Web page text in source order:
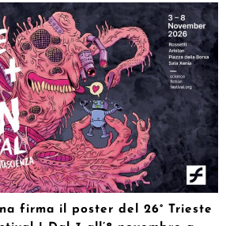
firma il poster del 26° Trieste